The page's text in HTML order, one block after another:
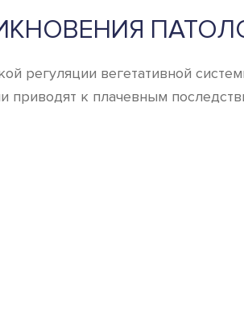
регуляции вегетативной
к плачевным